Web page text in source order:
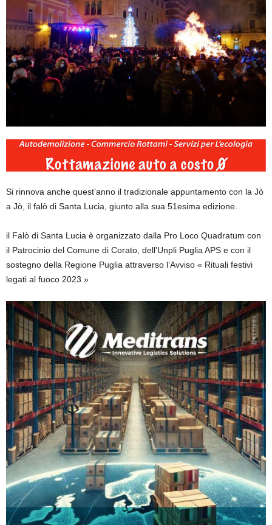
Si rinnova anche quest’anno il tradizionale appuntamento con la Jò
a Jò, il falò di Santa Lucia, giunto alla sua 51esima edizione.
il Falò di Santa Lucia è organizzato dalla Pro Loco Quadratum con
il Patrocinio del Comune di Corato, dell’Unpli Puglia APS e con il
sostegno della Regione Puglia attraverso l’Avviso « Rituali festivi
legati al fuoco 2023 »